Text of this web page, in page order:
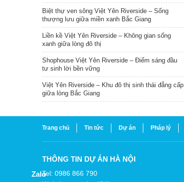
Biệt thự ven sông Việt Yên Riverside – Sống
thượng lưu giữa miền xanh Bắc Giang
Liền kề Việt Yên Riverside – Không gian sống
xanh giữa lòng đô thị
Shophouse Việt Yên Riverside – Điểm sáng đầu
tư sinh lời bền vững
Việt Yên Riverside – Khu đô thị sinh thái đẳng cấp
giữa lòng Bắc Giang
Trang chủ Tin tức Dự án Pháp lý
THÔNG TIN DỰ ÁN HÀ NỘI
Tel: 0986 866 790
Zalo